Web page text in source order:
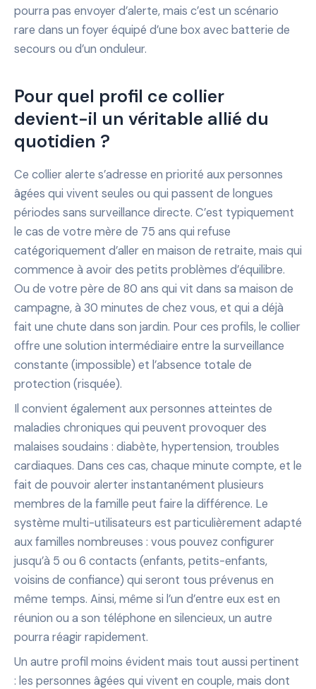
pourra pas envoyer d’alerte, mais c’est un scénario
rare dans un foyer équipé d’une box avec batterie de
secours ou d’un onduleur.
Pour quel profil ce collier
devient-il un véritable allié du
quotidien ?
Ce collier alerte s’adresse en priorité aux personnes
âgées qui vivent seules ou qui passent de longues
périodes sans surveillance directe. C’est typiquement
le cas de votre mère de 75 ans qui refuse
catégoriquement d’aller en maison de retraite, mais qui
commence à avoir des petits problèmes d’équilibre.
Ou de votre père de 80 ans qui vit dans sa maison de
campagne, à 30 minutes de chez vous, et qui a déjà
fait une chute dans son jardin. Pour ces profils, le collier
offre une solution intermédiaire entre la surveillance
constante (impossible) et l’absence totale de
protection (risquée).
Il convient également aux personnes atteintes de
maladies chroniques qui peuvent provoquer des
malaises soudains : diabète, hypertension, troubles
cardiaques. Dans ces cas, chaque minute compte, et le
fait de pouvoir alerter instantanément plusieurs
membres de la famille peut faire la différence. Le
système multi-utilisateurs est particulièrement adapté
aux familles nombreuses : vous pouvez configurer
jusqu’à 5 ou 6 contacts (enfants, petits-enfants,
voisins de confiance) qui seront tous prévenus en
même temps. Ainsi, même si l’un d’entre eux est en
réunion ou a son téléphone en silencieux, un autre
pourra réagir rapidement.
Un autre profil moins évident mais tout aussi pertinent
: les personnes âgées qui vivent en couple, mais dont